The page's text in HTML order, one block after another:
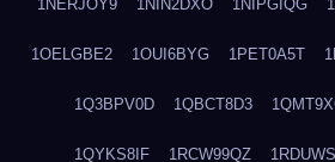
1NERJOY9 1NIN2DXO 1NIPGIQG
1OELGBE2 1OUI6BYG 1PET0A5T
1Q3BPV0D 1QBCT8D3
1QYKS8IF 1RCW99QZ